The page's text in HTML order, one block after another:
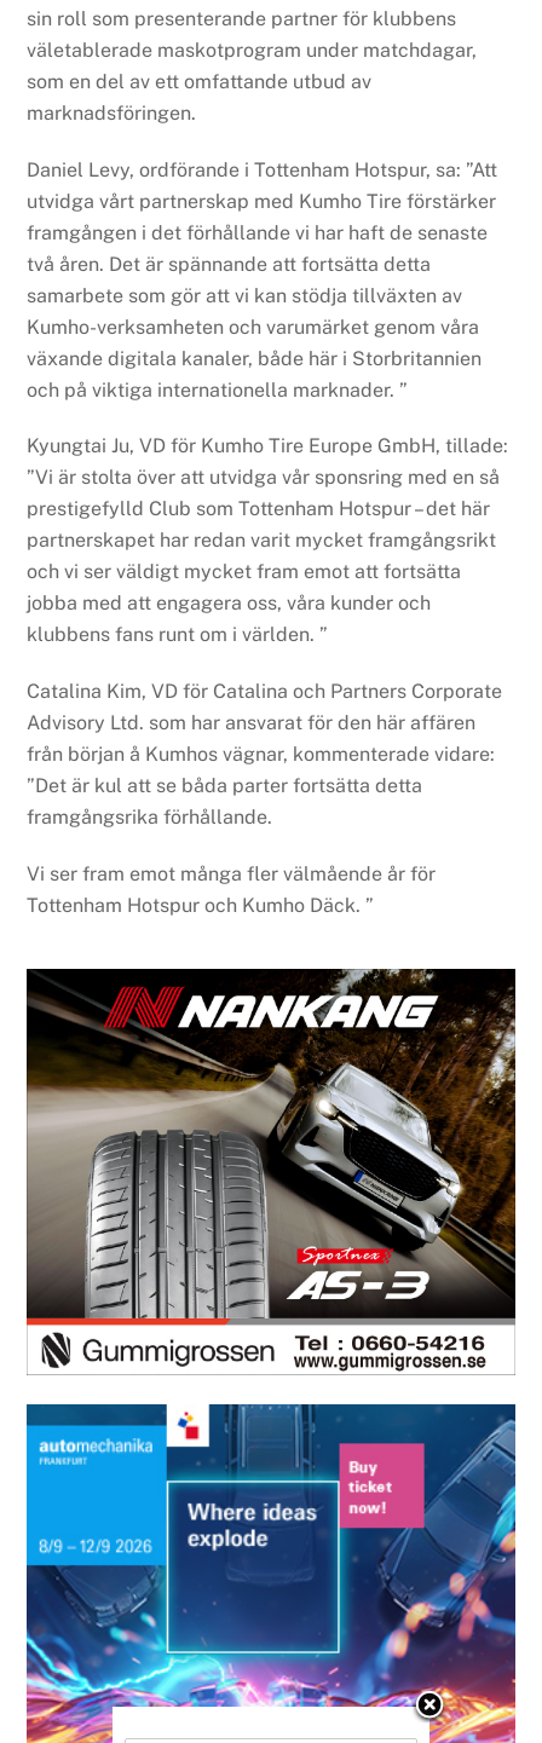
sin roll som presenterande partner för klubbens
väletablerade maskotprogram under matchdagar,
som en del av ett omfattande utbud av
marknadsföringen.
Daniel Levy, ordförande i Tottenham Hotspur, sa: ”Att
utvidga vårt partnerskap med Kumho Tire förstärker
framgången i det förhållande vi har haft de senaste
två åren. Det är spännande att fortsätta detta
samarbete som gör att vi kan stödja tillväxten av
Kumho-verksamheten och varumärket genom våra
växande digitala kanaler, både här i Storbritannien
och på viktiga internationella marknader. ”
Kyungtai Ju, VD för Kumho Tire Europe GmbH, tillade:
”Vi är stolta över att utvidga vår sponsring med en så
prestigefylld Club som Tottenham Hotspur – det här
partnerskapet har redan varit mycket framgångsrikt
och vi ser väldigt mycket fram emot att fortsätta
jobba med att engagera oss, våra kunder och
klubbens fans runt om i världen. ”
Catalina Kim, VD för Catalina och Partners Corporate
Advisory Ltd. som har ansvarat för den här affären
från början å Kumhos vägnar, kommenterade vidare:
”Det är kul att se båda parter fortsätta detta
framgångsrika förhållande.
Vi ser fram emot många fler välmående år för
Tottenham Hotspur och Kumho Däck. ”